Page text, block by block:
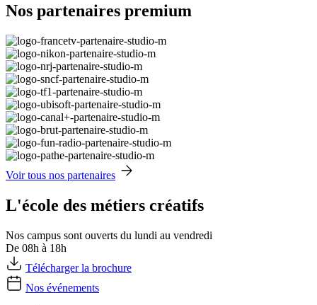
Nos partenaires premium
Voir tous nos partenaires
L'école des métiers créatifs
Nos campus sont ouverts du lundi au vendredi
De 08h à 18h
Télécharger la brochure
Nos événements